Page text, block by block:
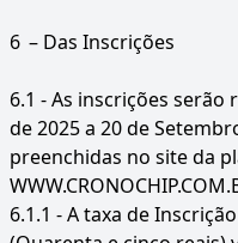
6 – Das Inscrições
6.1 - As inscrições serão
de 2025 a 20 de
preenchidas no site da
6.1.1 - A taxa de